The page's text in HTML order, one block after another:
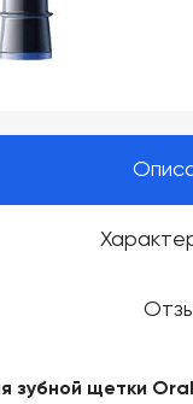
зубной щетки